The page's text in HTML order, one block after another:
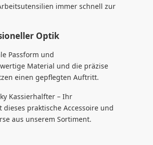
immer schnell zur
Optik
Passform und
Material und die präzise
einen gepflegten Auftritt.
Kassierhalfter – Ihr
praktische Accessoire und
aus unserem Sortiment.